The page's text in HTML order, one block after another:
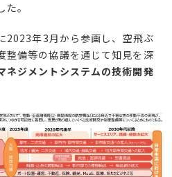
。
2023年3月から参画し、空飛ぶ
整備等の協議を通じて知見を深
ネジメントシステムの技術開発